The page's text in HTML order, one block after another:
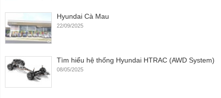
Hyundai Cà Mau
22/09/2025
Tìm hiểu hệ thống Hyundai HTRAC (AWD System)
08/05/2025